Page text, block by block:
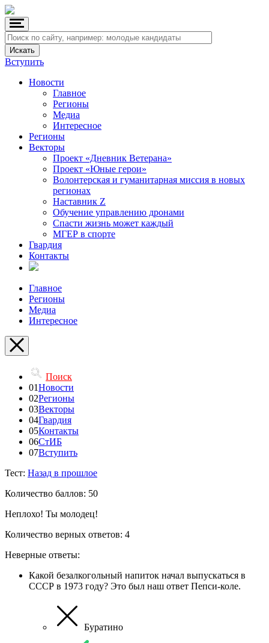
Вступить
Новости
Главное
Регионы
Медиа
Интересное
Регионы
Векторы
Проект «Дневник Ветерана»
Проект «Юные герои»
Волонтерская и гуманитарная миссия в новых
регионах
Наставник Z
Обучение управлению дронами
Спасти жизнь может каждый
МГЕР в спорте
Гвардия
Контакты
Главное
Регионы
Медиа
Интересное
Поиск
01Новости
02Регионы
03Векторы
04Гвардия
05Контакты
06СтИБ
07Вступить
Тест: Назад в прошлое
Количество баллов: 50
Неплохо! Ты молодец!
Количество верных ответов: 4
Неверные ответы:
Какой безалкогольный напиток начал выпускаться в
СССР в 1973 году? Это был наш ответ Пепси-коле.
Буратино